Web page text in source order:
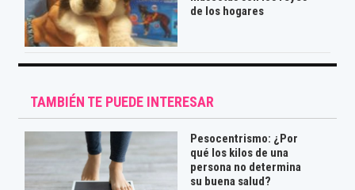
de los hogares
TAMBIÉN TE PUEDE INTERESAR
Pesocentrismo: ¿Por
qué los kilos de una
persona no determina
su buena salud?